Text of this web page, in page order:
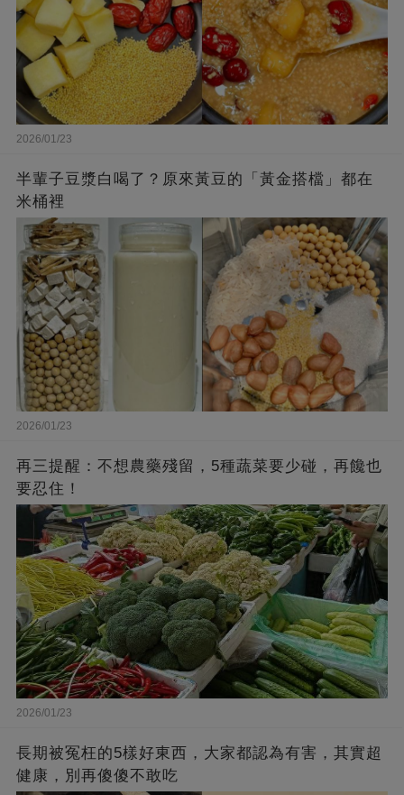
2026/01/23
半輩子豆漿白喝了？原來黃豆的「黃金搭檔」都在
米桶裡
2026/01/23
再三提醒：不想農藥殘留，5種蔬菜要少碰，再饞也
要忍住！
2026/01/23
長期被冤枉的5樣好東西，大家都認為有害，其實超
健康，別再傻傻不敢吃